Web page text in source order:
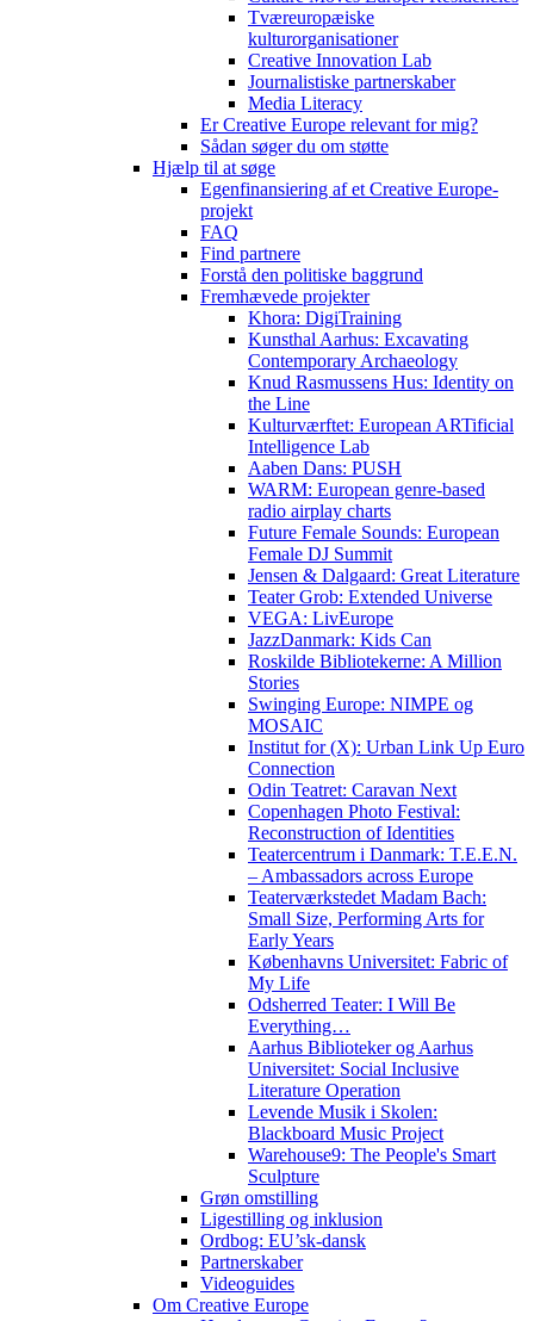
Tværeuropæiske
kulturorganisationer
Creative Innovation Lab
Journalistiske partnerskaber
Media Literacy
Er Creative Europe relevant for mig?
Sådan søger du om støtte
Hjælp til at søge
Egenfinansiering af et Creative Europe-
projekt
FAQ
Find partnere
Forstå den politiske baggrund
Fremhævede projekter
Khora: DigiTraining
Kunsthal Aarhus: Excavating
Contemporary Archaeology
Knud Rasmussens Hus: Identity on
the Line
Kulturværftet: European ARTificial
Intelligence Lab
Aaben Dans: PUSH
WARM: European genre-based
radio airplay charts
Future Female Sounds: European
Female DJ Summit
Jensen & Dalgaard: Great Literature
Teater Grob: Extended Universe
VEGA: LivEurope
JazzDanmark: Kids Can
Roskilde Bibliotekerne: A Million
Stories
Swinging Europe: NIMPE og
MOSAIC
Institut for (X): Urban Link Up Euro
Connection
Odin Teatret: Caravan Next
Copenhagen Photo Festival:
Reconstruction of Identities
Teatercentrum i Danmark: T.E.E.N.
– Ambassadors across Europe
Teaterværkstedet Madam Bach:
Small Size, Performing Arts for
Early Years
Københavns Universitet: Fabric of
My Life
Odsherred Teater: I Will Be
Everything…
Aarhus Biblioteker og Aarhus
Universitet: Social Inclusive
Literature Operation
Levende Musik i Skolen:
Blackboard Music Project
Warehouse9: The People's Smart
Sculpture
Grøn omstilling
Ligestilling og inklusion
Ordbog: EU’sk-dansk
Partnerskaber
Videoguides
Om Creative Europe